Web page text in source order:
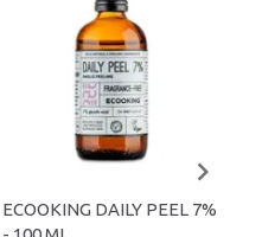
ECOOKING DAILY PEEL 7%